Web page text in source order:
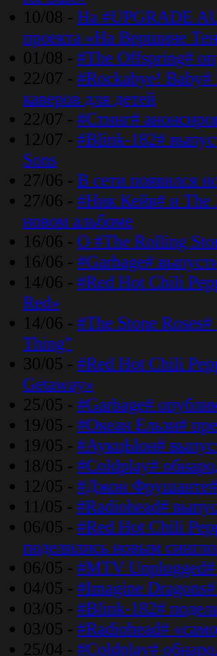
10/08 - На #UPGRADE
проекта «На Вершине
01/08 - #The Offspring#
22/07 - #Rockabye!
каверов для детей
22/07 - #Стинг#
12/07 - #Blink-182#
Sons
27/06 - В сети появился
27/06 - #Ник Кейв# и The
новом альбоме
16/06 - О #The Rolling
16/06 - #Garbage#
14/06 - #Red Hot Chili
Red»
14/06 - #The Stone
Thing”
30/05 - #Red Hot Chili
Getaway»
25/05 - #Garbage#
19/05 - #Океан Ельзи#
19/05 - #АукцЫон#
18/05 - #Coldplay#
12/05 - #Джон
11/05 - #Radiohead#
06/05 - #Red Hot Chili
поделились новым
06/05 - #MTV Unplugged#
04/05 - #Imagine
03/05 - #Blink-182#
03/05 - #Radiohead#
25/04 - #Coldplay#